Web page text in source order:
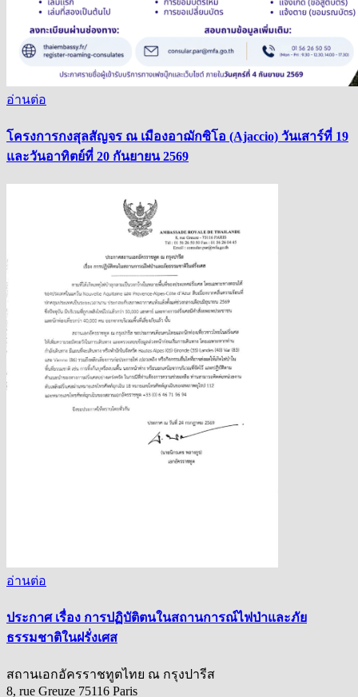
อ่านต่อ
โครงการกงสุลสัญจร ณ เมืองอาฌักซิโอ (Ajaccio) วันเสาร์ที่ 19
และวันอาทิตย์ที่ 20 กันยายน 2569
อ่านต่อ
ประกาศ เรื่อง การปฏิบัติตนในสถานการณ์ไฟป่าและภัย
ธรรมชาติในฝรั่งเศส
สถานเอกอัครราชทูตไทย ณ กรุงปารีส
8, rue Greuze 75116 Paris